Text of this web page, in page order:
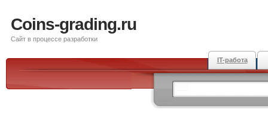
Coins-grading.ru
Сайт в процессе разработки
IT-работа